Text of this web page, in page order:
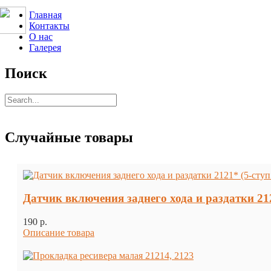
Главная
Контакты
О нас
Галерея
Поиск
Случайные товары
Датчик включения заднего хода и раздатки
190 p.
Описание товара